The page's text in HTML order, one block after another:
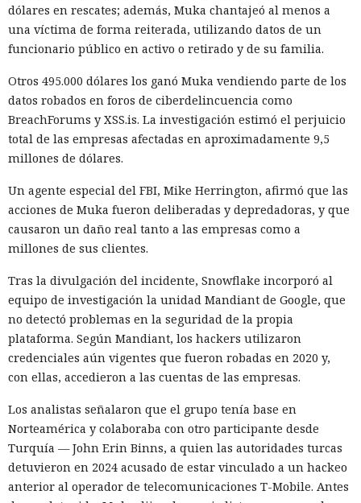
dólares en rescates; además, Muka chantajeó al menos a
una víctima de forma reiterada, utilizando datos de un
funcionario público en activo o retirado y de su familia.
Otros 495.000 dólares los ganó Muka vendiendo parte de los
datos robados en foros de ciberdelincuencia como
BreachForums y XSS.is. La investigación estimó el perjuicio
total de las empresas afectadas en aproximadamente 9,5
millones de dólares.
Un agente especial del FBI, Mike Herrington, afirmó que las
acciones de Muka fueron deliberadas y depredadoras, y que
causaron un daño real tanto a las empresas como a
millones de sus clientes.
Tras la divulgación del incidente, Snowflake incorporó al
equipo de investigación la unidad Mandiant de Google, que
no detectó problemas en la seguridad de la propia
plataforma. Según Mandiant, los hackers utilizaron
credenciales aún vigentes que fueron robadas en 2020 y,
con ellas, accedieron a las cuentas de las empresas.
Los analistas señalaron que el grupo tenía base en
Norteamérica y colaboraba con otro participante desde
Turquía — John Erin Binns, a quien las autoridades turcas
detuvieron en 2024 acusado de estar vinculado a un hackeo
anterior al operador de telecomunicaciones T-Mobile. Antes